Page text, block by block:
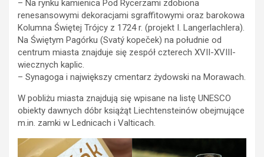
– Na rynku kamienica Pod Rycerzami zdobiona
renesansowymi dekoracjami sgraffitowymi oraz barokowa
Kolumna Świętej Trójcy z 1724 r. (projekt I. Langerlachlera).
Na Świętym Pagórku (Svatý kopeček) na południe od
centrum miasta znajduje się zespół czterech XVII-XVIII-
wiecznych kaplic.
– Synagoga i największy cmentarz żydowski na Morawach.
W pobliżu miasta znajdują się wpisane na listę UNESCO
obiekty dawnych dóbr książąt Liechtensteinów obejmujące
m.in. zamki w Lednicach i Valticach.